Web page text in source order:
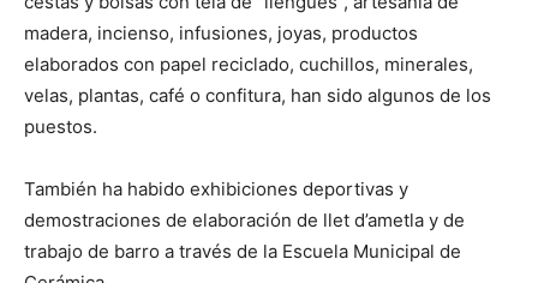
madera, incienso, infusiones, joyas, productos
elaborados con papel reciclado, cuchillos, minerales,
velas, plantas, café o confitura, han sido algunos de los
puestos.
También ha habido exhibiciones deportivas y
demostraciones de elaboración de llet d’ametla y de
trabajo de barro a través de la Escuela Municipal de